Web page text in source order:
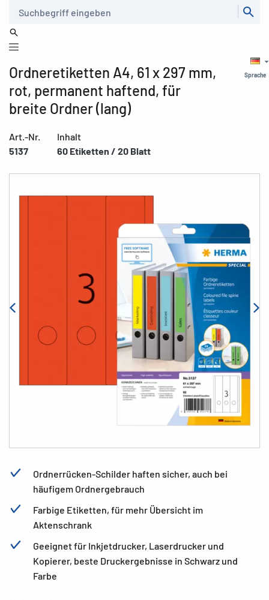
Sprache
Ordneretiketten A4, 61 x 297 mm,
rot, permanent haftend, für
breite Ordner (lang)
Art.-Nr.
5137
Inhalt
60 Etiketten / 20 Blatt
Ordnerrücken-Schilder haften sicher, auch bei
häufigem Ordnergebrauch
Farbige Etiketten, für mehr Übersicht im
Aktenschrank
Geeignet für Inkjetdrucker, Laserdrucker und
Kopierer, beste Druckergebnisse in Schwarz und
Farbe